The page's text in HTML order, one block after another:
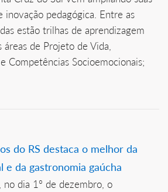
inovação pedagógica. Entre as
estão trilhas de aprendizagem
áreas de Projeto de Vida,
Competências Socioemocionais;
do RS destaca o melhor da
e da gastronomia gaúcha
no dia 1º de dezembro, o